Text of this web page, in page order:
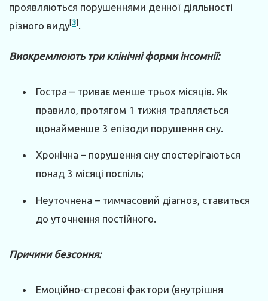
проявляються порушеннями денної діяльності
різного виду[3]
Виокремлюють три клінічні форми інсомнії:
Гостра – триває менше трьох місяців. Як
правило, протягом 1 тижня трапляється
щонайменше 3 епізоди порушення сну.
Хронічна – порушення сну спостерігаються
понад 3 місяці поспіль;
Неуточнена – тимчасовий діагноз, ставиться
до уточнення постійного.
Причини безсоння:
Емоційно-стресові фактори (внутрішня